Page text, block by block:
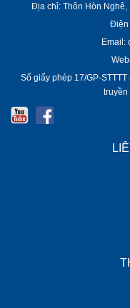
Địa chỉ: Thôn Hòn Nghê,
Điện
Email:
Số giấy phép 17/GP-
truyền